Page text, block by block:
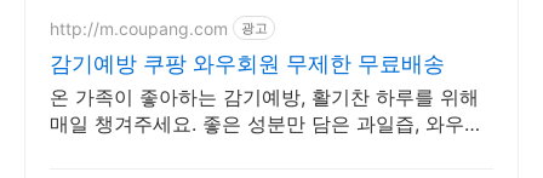
http://m.coupang.com 광고
감기예방 쿠팡 와우회원 무제한 무료배송
온 가족이 좋아하는 감기예방, 활기찬 하루를 위해
매일 챙겨주세요. 좋은 성분만 담은 과일즙, 와우회